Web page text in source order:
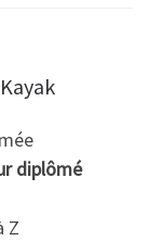
diplômé
Z